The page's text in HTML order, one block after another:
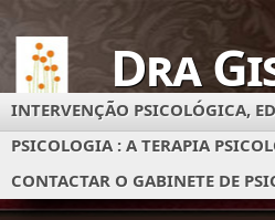
Dra
INTERVENÇÃO PSICOLÓGICA,
PSICOLOGIA : A TERAPIA
CONTACTAR O GABINETE DE